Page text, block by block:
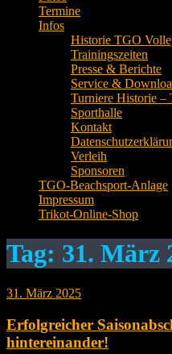
Termine
Infos
Historie TGO
Trainingszeiten
Presse & Berichte
Service &
Turniere Historie –
Sporthalle
Kontakt
Verleih
Sponsoren
TGO-Beachsport-Anlage
Impressum
Trikot-Online-Shop
Tag: 31. März
31. März 2025
Erfolgreicher
hintereinander!